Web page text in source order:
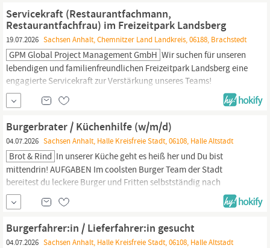
der Hotelzimmer und ...
Servicekraft (Restaurantfachmann,
Restaurantfachfrau) im Freizeitpark Landsberg
19.07.2026 Sachsen Anhalt, Chemnitzer Land Landkreis, 06188, Brachstedt
GPM Global Project Management GmbH Wir suchen für unseren
lebendigen und familienfreundlichen Freizeitpark Landsberg eine
engagierte Servicekraft zur Verstärkung unseres Teams!
AUFGABEN Was Sie tun werden: Empfang und Einweisung der
Gäste: Freundliche Ansprache von Erwachsenen und Kindern.
Bedienung der Gäste: Service am Gast a la carte, Buffet und
Menü. Kassieren: Zuverlässiger Umgang mit Geld....
Burgerbrater / Küchenhilfe (w/m/d)
04.07.2026 Sachsen Anhalt, Halle Kreisfreie Stadt, 06108, Halle Altstadt
Brot & Rind In unserer Küche geht es heiß her und Du bist
mittendrin! AUFGABEN Im coolsten Burger Team der Stadt
bereitest du leckere Burger und Fritten selbstständig nach
unseren Rezepturen zu. Du stellst die kompletten Bestellungen für
unsere Fahrer:innen zusammen und kümmerst dich um die Vor-
und die Nachbereitung der Bestellungen. Außerdem arbeitest du
auch vor Ort am Tresen...
Burgerfahrer:in / Lieferfahrer:in gesucht
04.07.2026 Sachsen Anhalt, Halle Kreisfreie Stadt, 06108, Halle Altstadt